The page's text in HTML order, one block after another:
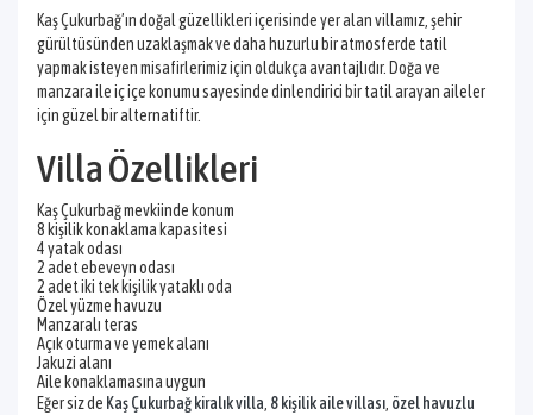
Kaş Çukurbağ’ın doğal güzellikleri içerisinde yer alan villamız, şehir
gürültüsünden uzaklaşmak ve daha huzurlu bir atmosferde tatil
yapmak isteyen misafirlerimiz için oldukça avantajlıdır. Doğa ve
manzara ile iç içe konumu sayesinde dinlendirici bir tatil arayan aileler
için güzel bir alternatiftir.
Villa Özellikleri
Kaş Çukurbağ mevkiinde konum
8 kişilik konaklama kapasitesi
4 yatak odası
2 adet ebeveyn odası
2 adet iki tek kişilik yataklı oda
Özel yüzme havuzu
Manzaralı teras
Açık oturma ve yemek alanı
Jakuzi alanı
Aile konaklamasına uygun
Eğer siz de Kaş Çukurbağ kiralık villa, 8 kişilik aile villası, özel havuzlu